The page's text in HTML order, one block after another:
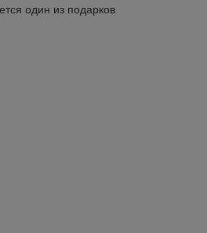
один из подарков